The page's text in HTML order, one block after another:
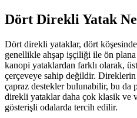
Dört Direkli Yatak
Dört direkli yataklar, dört
genellikle ahşap işçiliği ile ön
kanopi yataklardan farklı olarak,
çerçeveye sahip değildir.
çapraz destekler bulunabilir, bu da
direkli yataklar daha çok klasik ve
gösterişli odalarda tercih edilir.